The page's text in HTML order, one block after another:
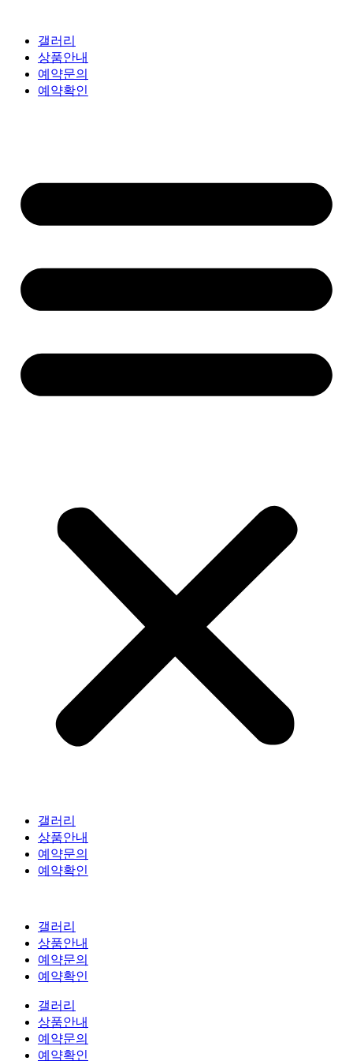
갤러리
상품안내
예약문의
예약확인
갤러리
상품안내
예약문의
예약확인
갤러리
상품안내
예약문의
예약확인
갤러리
상품안내
예약문의
예약확인